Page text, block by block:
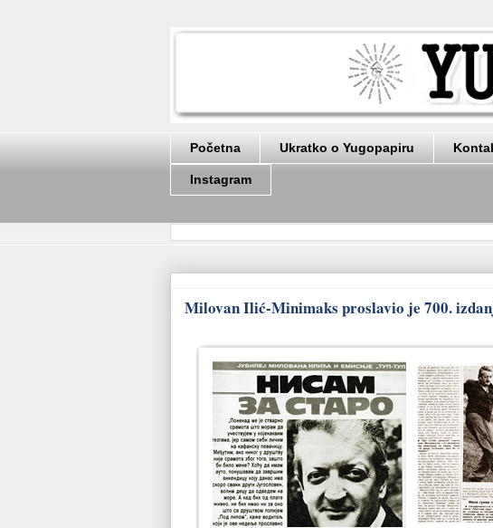
Početna Ukratko o Yugopapiru
Instagram
Milovan Ilić-Minimaks proslavio je 700.